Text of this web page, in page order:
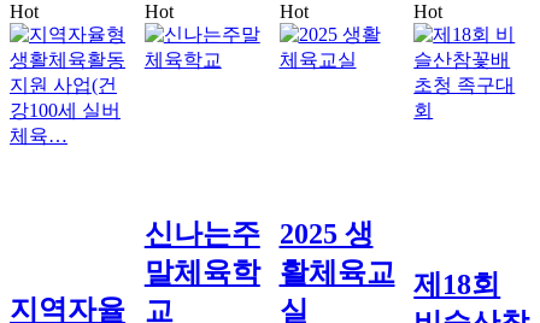
Hot
지역자율
Hot
신나는주
말체육학
교
Hot
2025 생
활체육교
실
Hot
제18회